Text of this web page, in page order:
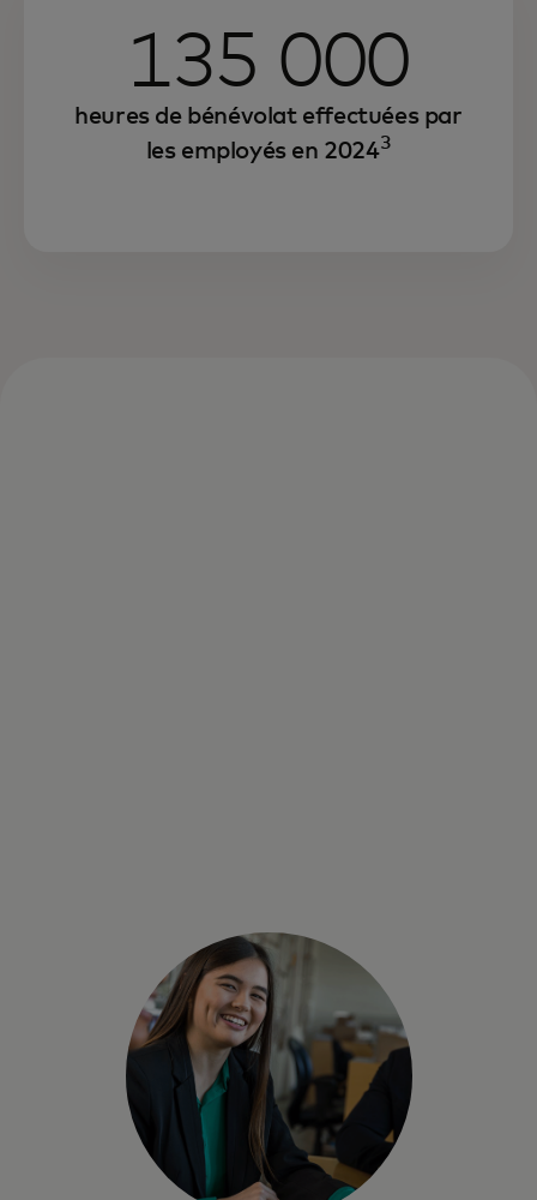
possibilité de réussir et de contribuer à sa
communauté.135 000
heures de bénévolat effectuées par
les employés en 20243